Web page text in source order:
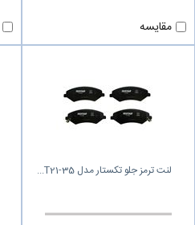
مقایسه
لنت ترمز جلو تکستار مدل T21-35